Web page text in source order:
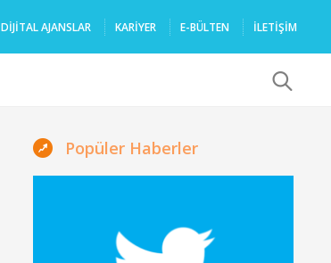
DIJITAL AJANSLAR KARIYER E-BÜLTEN İLETİŞİM
Popüler Haberler